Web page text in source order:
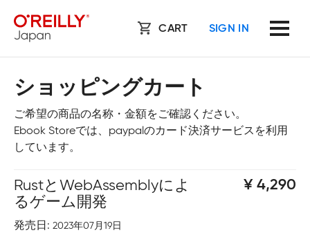
CART SIGN IN
ショッピングカート
ご希望の商品の名称・金額をご確認ください。
Ebook Storeでは、paypalのカード決済サービスを利用
しています。
RustとWebAssemblyによ
るゲーム開発
発売日 2023年07月19日
4,290